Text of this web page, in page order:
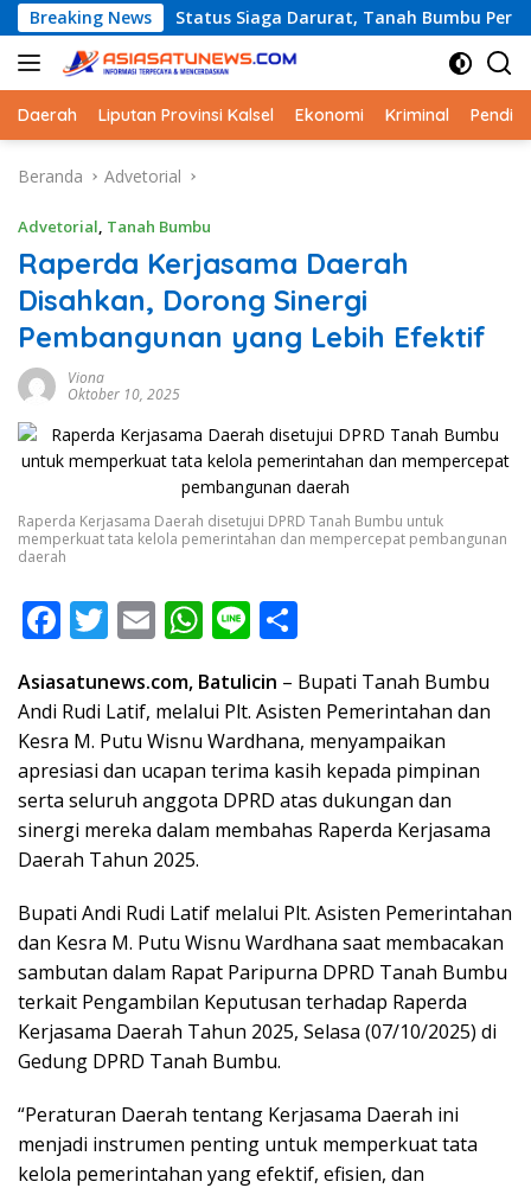
Langsung
ke
konten
Breaking News
Status Siaga Darurat, Tanah Bumbu Perkuat
Daerah Liputan Provinsi Kalsel Ekonomi Kriminal
Beranda Advetorial
Advetorial, Tanah Bumbu
Raperda Kerjasama Daerah
Disahkan, Dorong Sinergi
Pembangunan yang Lebih Efektif
Viona
Oktober 10, 2025
Raperda Kerjasama Daerah disetujui DPRD Tanah Bumbu untuk
memperkuat tata kelola pemerintahan dan mempercepat pembangunan
daerah
F
e
b
o
o
k
T
itt
er
E
ai
l
W
at
s
A
p
p
Li
e ar
e
Asiasatunews.com, Batulicin – Bupati Tanah Bumbu
Andi Rudi Latif, melalui Plt. Asisten Pemerintahan dan
Kesra M. Putu Wisnu Wardhana, menyampaikan
apresiasi dan ucapan terima kasih kepada pimpinan
serta seluruh anggota DPRD atas dukungan dan
sinergi mereka dalam membahas Raperda Kerjasama
Daerah Tahun 2025.
Bupati Andi Rudi Latif melalui Plt. Asisten Pemerintahan
dan Kesra M. Putu Wisnu Wardhana saat membacakan
sambutan dalam Rapat Paripurna DPRD Tanah Bumbu
terkait Pengambilan Keputusan terhadap Raperda
Kerjasama Daerah Tahun 2025, Selasa (07/10/2025) di
Gedung DPRD Tanah Bumbu.
“Peraturan Daerah tentang Kerjasama Daerah ini
menjadi instrumen penting untuk memperkuat tata
kelola pemerintahan yang efektif, efisien, dan